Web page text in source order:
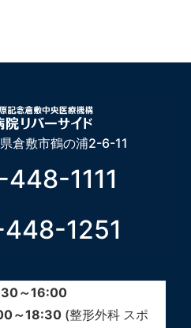
倉敷市鶴の浦2-6-11
1111
1251
～16:00
～18:30 (整形外科 スポ